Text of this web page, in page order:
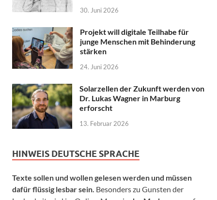
30. Juni 2026
Projekt will digitale Teilhabe für
junge Menschen mit Behinderung
stärken
24. Juni 2026
Solarzellen der Zukunft werden von
Dr. Lukas Wagner in Marburg
erforscht
13. Februar 2026
HINWEIS DEUTSCHE SPRACHE
Texte sollen und wollen gelesen werden und müssen
dafür flüssig lesbar sein. Besonders zu Gunsten der